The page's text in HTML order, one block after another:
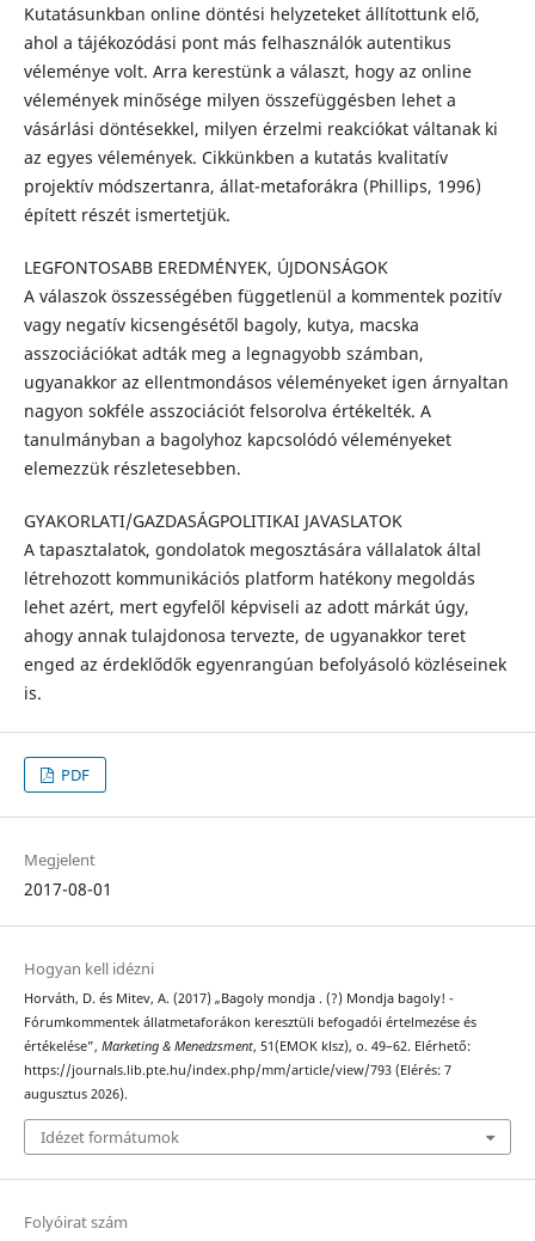
Kutatásunkban online döntési helyzeteket állítottunk elő,
ahol a tájékozódási pont más felhasználók autentikus
véleménye volt. Arra kerestünk a választ, hogy az online
vélemények minősége milyen összefüggésben lehet a
vásárlási döntésekkel, milyen érzelmi reakciókat váltanak ki
az egyes vélemények. Cikkünkben a kutatás kvalitatív
projektív módszertanra, állat-metaforákra (Phillips, 1996)
épített részét ismertetjük.
LEGFONTOSABB EREDMÉNYEK, ÚJDONSÁGOK
A válaszok összességében függetlenül a kommentek pozitív
vagy negatív kicsengésétől bagoly, kutya, macska
asszociációkat adták meg a legnagyobb számban,
ugyanakkor az ellentmondásos véleményeket igen árnyaltan
nagyon sokféle asszociációt felsorolva értékelték. A
tanulmányban a bagolyhoz kapcsolódó véleményeket
elemezzük részletesebben.
GYAKORLATI/GAZDASÁGPOLITIKAI JAVASLATOK
A tapasztalatok, gondolatok megosztására vállalatok által
létrehozott kommunikációs platform hatékony megoldás
lehet azért, mert egyfelől képviseli az adott márkát úgy,
ahogy annak tulajdonosa tervezte, de ugyanakkor teret
enged az érdeklődők egyenrangúan befolyásoló közléseinek
is.
PDF
Megjelent
2017-08-01
Hogyan kell idézni
Horváth, D. és Mitev, A. (2017) „Bagoly mondja . (?) Mondja bagoly! -
Fórumkommentek állatmetaforákon keresztüli befogadói értelmezése és
értékelése”, Marketing & Menedzsment, 51(EMOK klsz), o. 49–62. Elérhető:
https://journals.lib.pte.hu/index.php/mm/article/view/793 (Elérés: 7
augusztus 2026).
Idézet formátumok
Folyóirat szám